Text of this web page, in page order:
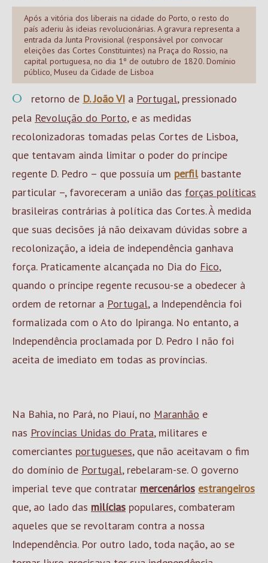
Após a vitória dos liberais na cidade do Porto, o resto do
país aderiu às ideias revolucionárias. A gravura representa a
entrada da Junta Provisional (responsável por convocar
eleições das Cortes Constituintes) na Praça do Rossio, na
capital portuguesa, no dia 1º de outubro de 1820. Domínio
público, Museu da Cidade de Lisboa
O retorno de D. João VI a Portugal, pressionado
pela Revolução do Porto, e as medidas
recolonizadoras tomadas pelas Cortes de Lisboa,
que tentavam ainda limitar o poder do príncipe
regente D. Pedro – que possuía um perfilbastante
particular –, favoreceram a união das forças políticas
brasileiras contrárias à política das Cortes. À medida
que suas decisões já não deixavam dúvidas sobre a
recolonização, a ideia de independência ganhava
força. Praticamente alcançada no Dia do Fico,
quando o príncipe regente recusou-se a obedecer à
ordem de retornar a Portugal, a Independência foi
formalizada com o Ato do Ipiranga. No entanto, a
Independência proclamada por D. Pedro I não foi
aceita de imediato em todas as províncias.
Na Bahia, no Pará, no Piauí, no Maranhão e
nas Províncias Unidas do Prata, militares e
comerciantes portugueses, que não aceitavam o fim
do domínio de Portugal, rebelaram-se. O governo
imperial teve que contratar mercenários estrangeiros
que, ao lado das milícias populares, combateram
aqueles que se revoltaram contra a nossa
Independência. Por outro lado, toda nação, ao se